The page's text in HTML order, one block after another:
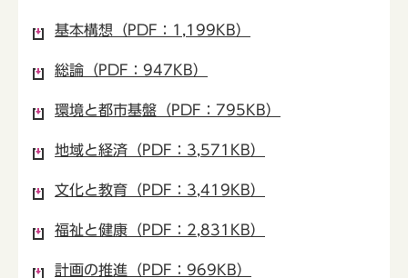
基本構想（PDF：1,199KB）
総論（PDF：947KB）
環境と都市基盤（PDF：795KB）
地域と経済（PDF：3,571KB）
文化と教育（PDF：3,419KB）
福祉と健康（PDF：2,831KB）
計画の推進（PDF：969KB）